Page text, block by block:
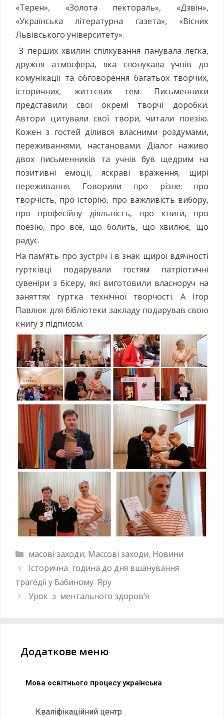
«Терен», «Золота пектораль», «Дзвін»,
«Українська літературна газета», «Вісник
Львівського університету».
З перших хвилин спілкування панувала легка,
дружня атмосфера, яка спонукала учнів до
комунікації та обговорення багатьох творчих,
історичних, життєвих тем. Письменники
представили свої окремі творчі доробки.
Автори цитували свої твори, читали поезію.
Кожен з гостей ділився власними роздумами,
переживаннями, настановами. Діалог наживо
двох письменників та учнів був щедрим на
позитивні емоції, яскраві враження, щирі
переживання. Говорили про різне: про
творчість, про історію, про важливість вибору,
про професійну діяльність, про книги, про
поезію, про все, що болить, що хвилює, що
радує.
На пам’ять про зустріч і в знак щирої вдячності
гуртківці подарували гостям патріотичні
сувеніри з бісеру, які виготовили власноруч на
заняттях гуртка технічної творчості. А Ігор
Павлюк для бібліотеки закладу подарував свою
книгу з підписом.
масові заходи, Массові заходи, Новини
Історична година до дня вшанування
трагедії у Бабиному Яру
Урок з ментального здоров’я
Додаткове меню
Мова освітнього процесу українська
Кваліфікаційний центр